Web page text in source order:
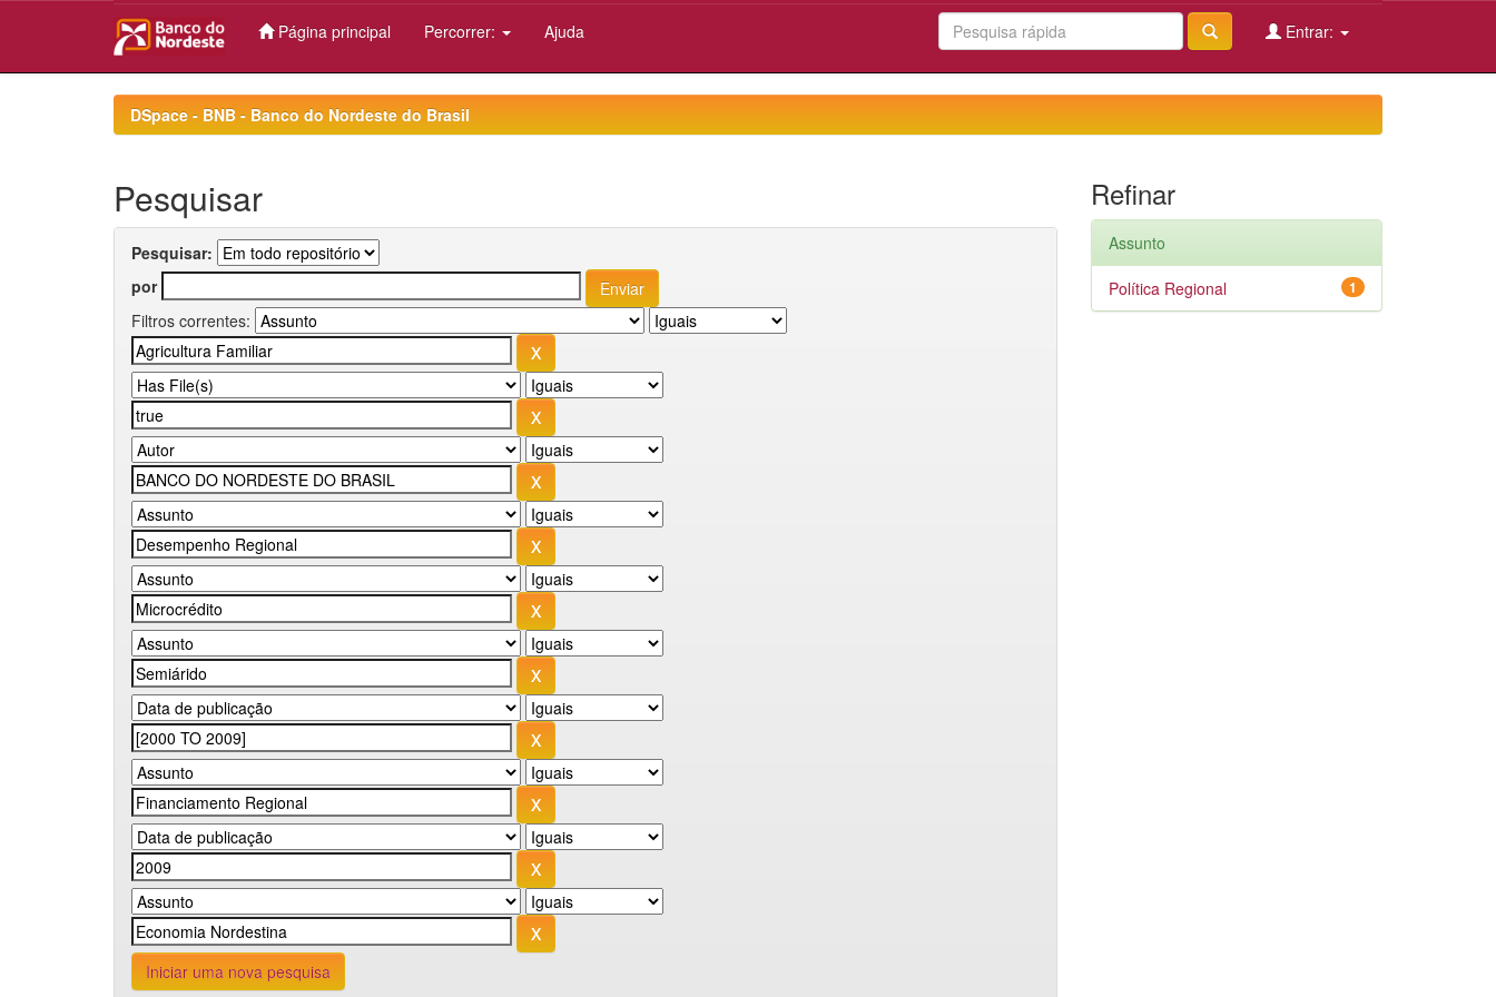
Página principal Percorrer: Ajuda Entrar:
DSpace - BNB - Banco do Nordeste do Brasil
Pesquisar
Pesquisar:
por
Filtros correntes:
Iniciar uma nova pesquisa
Refinar
Assunto
1
Política Regional